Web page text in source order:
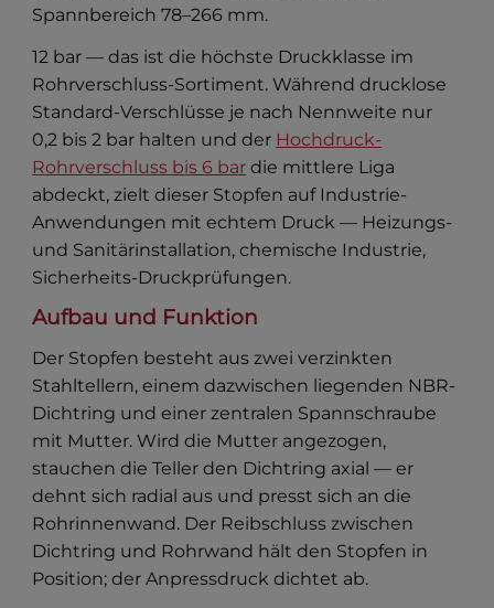
Spannbereich 78–266 mm.
12 bar — das ist die höchste Druckklasse im
Rohrverschluss-Sortiment. Während drucklose
Standard-Verschlüsse je nach Nennweite nur
0,2 bis 2 bar halten und der Hochdruck-
Rohrverschluss bis 6 bar die mittlere Liga
abdeckt, zielt dieser Stopfen auf Industrie-
Anwendungen mit echtem Druck — Heizungs-
und Sanitärinstallation, chemische Industrie,
Sicherheits-Druckprüfungen.
Aufbau und Funktion
Der Stopfen besteht aus zwei verzinkten
Stahltellern, einem dazwischen liegenden NBR-
Dichtring und einer zentralen Spannschraube
mit Mutter. Wird die Mutter angezogen,
stauchen die Teller den Dichtring axial — er
dehnt sich radial aus und presst sich an die
Rohrinnenwand. Der Reibschluss zwischen
Dichtring und Rohrwand hält den Stopfen in
Position; der Anpressdruck dichtet ab.